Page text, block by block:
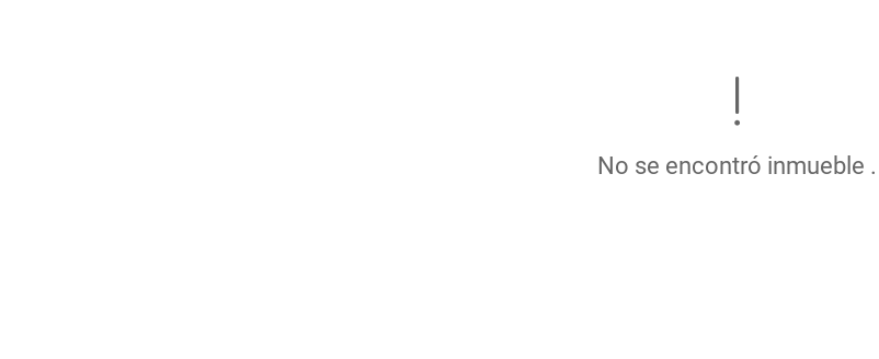
No se encontró inmueble .